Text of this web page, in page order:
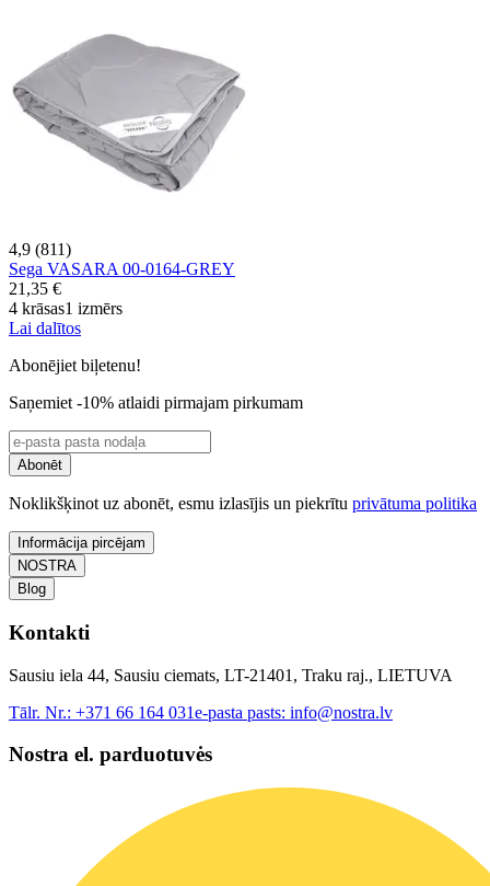
4,9 (811)
Sega VASARA 00-0164-GREY
21,35 €
4 krāsas1 izmērs
Lai dalītos
Abonējiet biļetenu!
Saņemiet -10% atlaidi pirmajam pirkumam
Abonēt
Noklikšķinot uz abonēt, esmu izlasījis un piekrītu privātuma politika
Informācija pircējam
NOSTRA
Blog
Kontakti
Sausiu iela 44, Sausiu ciemats, LT-21401, Traku raj., LIETUVA
Tālr. Nr.: +371 66 164 031e-pasta pasts: info@nostra.lv
Nostra el. parduotuvės